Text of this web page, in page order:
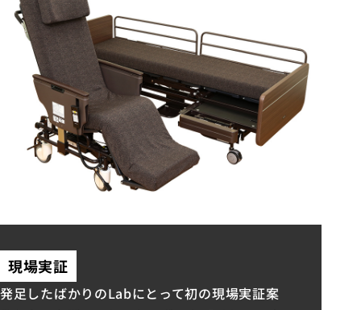
現場実証
発足したばかりのLabにとって初の現場実証案